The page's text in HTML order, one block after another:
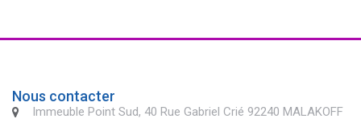
Nous contacter
Immeuble Point Sud, 40 Rue Gabriel Crié 92240 MALAKOFF